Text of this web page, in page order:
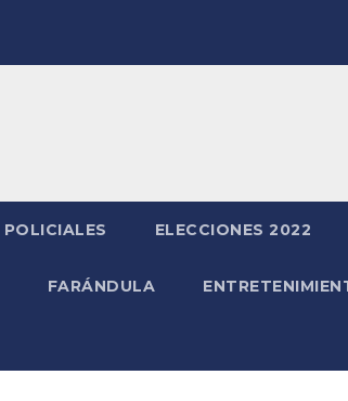
POLICIALES ELECCIONES 2022
FARÁNDULA